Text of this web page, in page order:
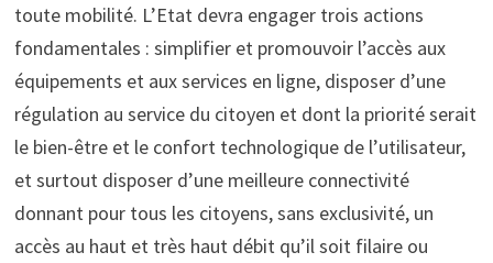
toute mobilité. L’Etat devra engager trois actions
fondamentales : simplifier et promouvoir l’accès aux
équipements et aux services en ligne, disposer d’une
régulation au service du citoyen et dont la priorité serait
le bien-être et le confort technologique de l’utilisateur,
et surtout disposer d’une meilleure connectivité
donnant pour tous les citoyens, sans exclusivité, un
accès au haut et très haut débit qu’il soit filaire ou